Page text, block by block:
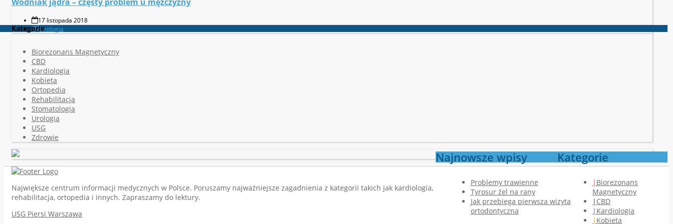
17 listopada 2018
Urologia
Kategorie
Biorezonans Magnetyczny
CBD
Kardiologia
Kobieta
Ortopedia
Rehabilitacja
Stomatologia
Urologia
USG
Zdrowie
Największe centrum informacji medycznych w Polsce. Poruszamy najważniejsze zagadnienia z kategorii takich jak kardiologia,
rehabilitacja, ortopedia i innych. Zapraszamy do lektury.
USG Piersi Warszawa
Najnowsze wpisy
Problemy trawienne
Tyrosur żel na rany
Jak przebiega pierwsza wizyta
ortodontyczna
Kategorie
Biorezonans
Magnetyczny
CBD
Kardiologia
Kobieta